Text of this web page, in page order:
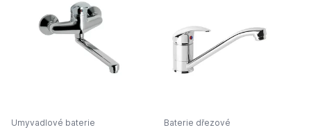
Umyvadlové baterie Baterie dřezové